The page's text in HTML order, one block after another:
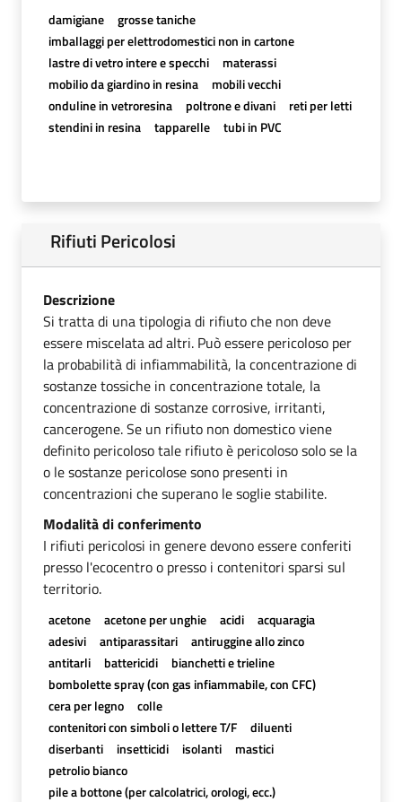
damigiane
grosse taniche
imballaggi per elettrodomestici non in cartone
lastre di vetro intere e specchi
materassi
mobilio da giardino in resina
mobili vecchi
onduline in vetroresina
poltrone e divani
reti per letti
stendini in resina
tapparelle tubi in PVC
Rifiuti Pericolosi
Descrizione
Si tratta di una tipologia di rifiuto che non deve
essere miscelata ad altri. Può essere pericoloso per
la probabilità di infiammabilità, la concentrazione di
sostanze tossiche in concentrazione totale, la
concentrazione di sostanze corrosive, irritanti,
cancerogene. Se un rifiuto non domestico viene
definito pericoloso tale rifiuto è pericoloso solo se la
o le sostanze pericolose sono presenti in
concentrazioni che superano le soglie stabilite.
Modalità di conferimento
I rifiuti pericolosi in genere devono essere conferiti
presso l'ecocentro o presso i contenitori sparsi sul
territorio.
acetone acetone per unghie acidi
acquaragia
adesivi
antiparassitari
antiruggine allo zinco
antitarli
battericidi
bianchetti e trieline
bombolette spray (con gas infiammabile, con CFC)
cera per legno
colle
contenitori con simboli o lettere T/F
diluenti
diserbanti
insetticidi isolanti
mastici
petrolio bianco
pile a bottone (per calcolatrici, orologi, ecc.)